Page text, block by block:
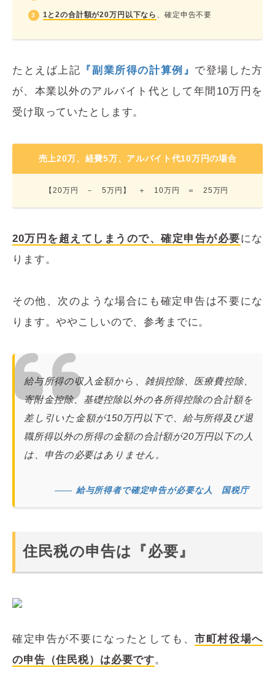
1と2の合計額が20万円以下なら 、確定申告不要
たとえば上記 『副業所得の計算例』 で登場した方
が、本業以外のアルバイト代として年間10万円を
受け取っていたとします。
売上20万、経費5万、アルバイト代10万円の場合
【20万円 － 5万円】 ＋ 10万円 ＝ 25万円
20万円を超えてしまうので、確定申告が必要にな
ります。
その他、次のような場合にも確定申告は不要にな
ります。ややこしいので、参考までに。
給与所得の収入金額から、雑損控除、医療費控除、
寄附金控除、基礎控除以外の各所得控除の合計額を
差し引いた金額が150万円以下で、給与所得及び退
職所得以外の所得の金額の合計額が20万円以下の人
は、申告の必要はありません。
給与所得者で確定申告が必要な人 国税庁
住民税の申告は『必要』
確定申告が不要になったとしても、市町村役場へ
の申告（住民税） は必要です。